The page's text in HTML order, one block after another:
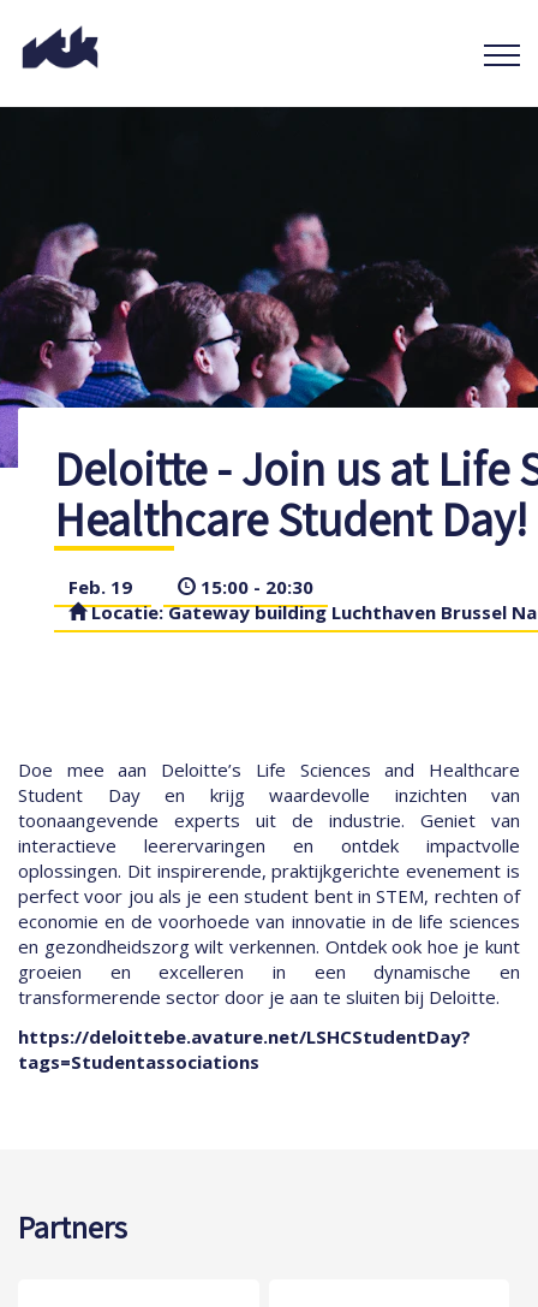
Deloitte - Join us at Life
Healthcare Student Day!
Feb. 19
15:00 - 20:30
Locatie: Gateway building Luchthaven Brussel
Doe mee aan Deloitte’s Life Sciences and Healthcare
Student Day en krijg waardevolle inzichten van
toonaangevende experts uit de industrie. Geniet van
interactieve leerervaringen en ontdek impactvolle
oplossingen. Dit inspirerende, praktijkgerichte evenement is
perfect voor jou als je een student bent in STEM, rechten of
economie en de voorhoede van innovatie in de life sciences
en gezondheidszorg wilt verkennen. Ontdek ook hoe je kunt
groeien en excelleren in een dynamische en
transformerende sector door je aan te sluiten bij Deloitte.
https://deloittebe.avature.net/LSHCStudentDay?
tags=Studentassociations
Partners